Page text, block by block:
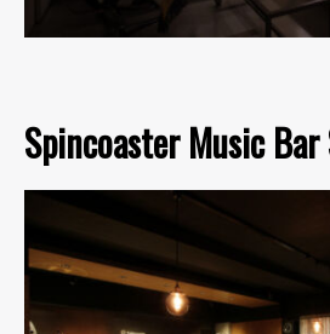
Spincoaster Music